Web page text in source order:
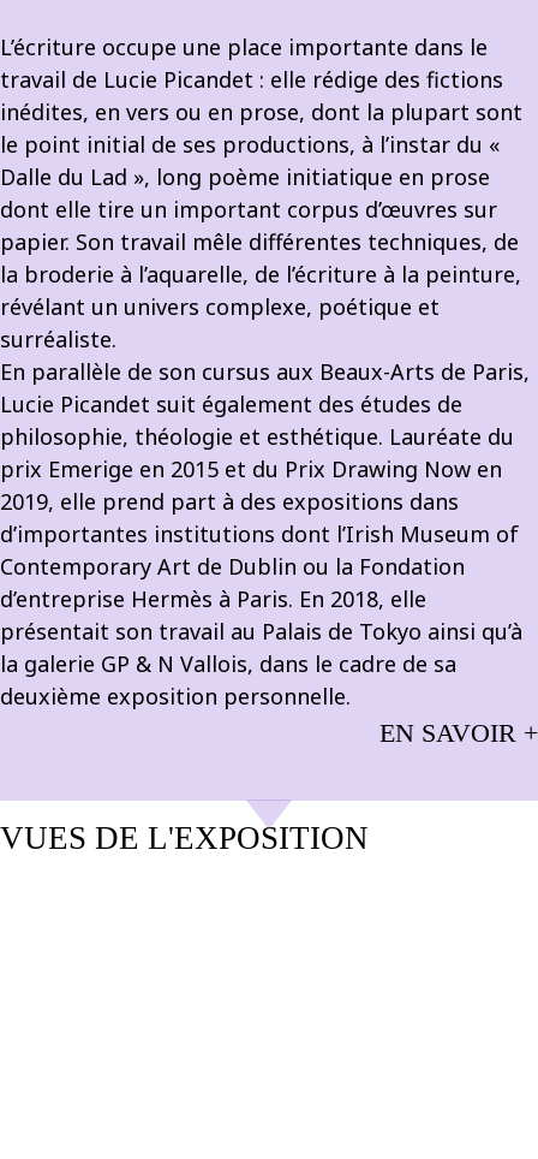
L’écriture occupe une place importante dans le
travail de Lucie Picandet : elle rédige des fictions
inédites, en vers ou en prose, dont la plupart sont
le point initial de ses productions, à l’instar du «
Dalle du Lad », long poème initiatique en prose
dont elle tire un important corpus d’œuvres sur
papier. Son travail mêle différentes techniques, de
la broderie à l’aquarelle, de l’écriture à la peinture,
révélant un univers complexe, poétique et
surréaliste.
En parallèle de son cursus aux Beaux-Arts de Paris,
Lucie Picandet suit également des études de
philosophie, théologie et esthétique. Lauréate du
prix Emerige en 2015 et du Prix Drawing Now en
2019, elle prend part à des expositions dans
d’importantes institutions dont l’Irish Museum of
Contemporary Art de Dublin ou la Fondation
d’entreprise Hermès à Paris. En 2018, elle
présentait son travail au Palais de Tokyo ainsi qu’à
la galerie GP & N Vallois, dans le cadre de sa
deuxième exposition personnelle.
EN SAVOIR +
VUES DE L'EXPOSITION